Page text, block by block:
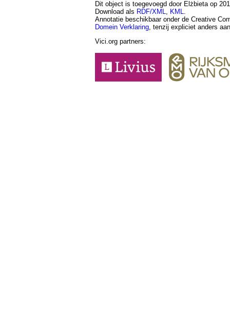
Dit object is toegevoegd door Elżbieta op
Download als RDF/XML KML
Annotatie beschikbaar onder de Creative
Domein Verklaring , tenzij expliciet anders
Vici.org partners: